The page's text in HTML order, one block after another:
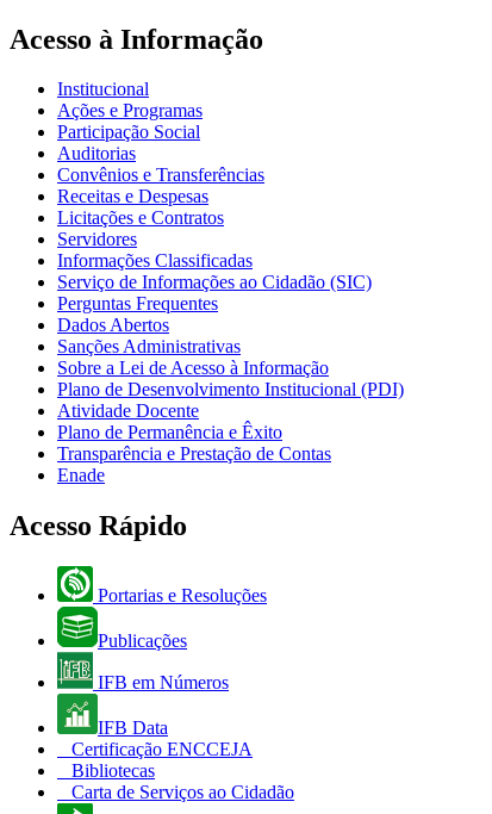
Acesso à Informação
Institucional
Ações e Programas
Participação Social
Auditorias
Convênios e Transferências
Receitas e Despesas
Licitações e Contratos
Servidores
Informações Classificadas
Serviço de Informações ao Cidadão (SIC)
Perguntas Frequentes
Dados Abertos
Sanções Administrativas
Sobre a Lei de Acesso à Informação
Plano de Desenvolvimento Institucional (PDI)
Atividade Docente
Plano de Permanência e Êxito
Transparência e Prestação de Contas
Enade
Acesso Rápido
Portarias e Resoluções
Publicações
IFB em Números
IFB Data
Certificação ENCCEJA
Bibliotecas
Carta de Serviços ao Cidadão